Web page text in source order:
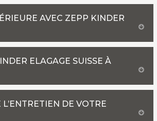
AVEC ZEPP KINDER
ELAGAGE SUISSE À
DE VOTRE